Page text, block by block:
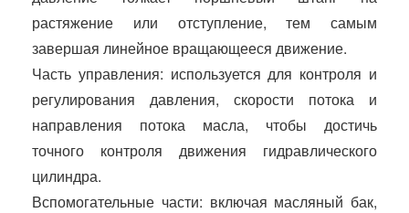
растяжение или отступление, тем самым
завершая линейное вращающееся движение.
Часть управления: используется для контроля и
регулирования давления, скорости потока и
направления потока масла, чтобы достичь
точного контроля движения гидравлического
цилиндра.
Вспомогательные части: включая масляный бак,